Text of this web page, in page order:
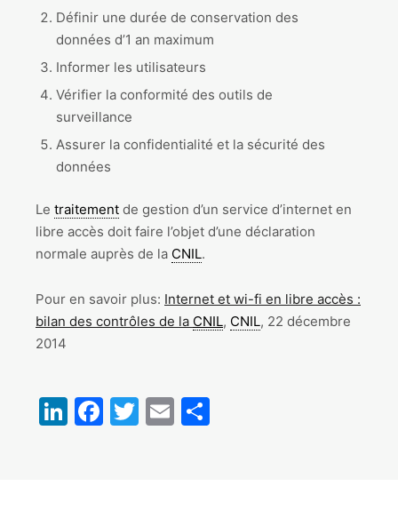
Définir une durée de conservation des
données d’1 an maximum
Informer les utilisateurs
Vérifier la conformité des outils de
surveillance
Assurer la confidentialité et la sécurité des
données
Le traitement de gestion d’un service d’internet en
libre accès doit faire l’objet d’une déclaration
normale auprès de la CNIL.
Pour en savoir plus: Internet et wi-fi en libre accès :
bilan des contrôles de la CNIL, CNIL, 22 décembre
2014
LinkedIn
Facebook
Twitter
Email